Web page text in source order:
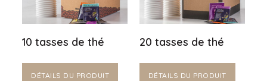
10 tasses de thé
DÉTAILS DU PRODUIT
20 tasses de thé
DÉTAILS DU PRODUIT